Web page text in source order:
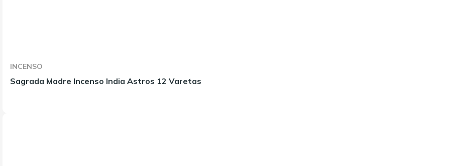
INCENSO
Sagrada Madre Incenso India Astros 12 Varetas